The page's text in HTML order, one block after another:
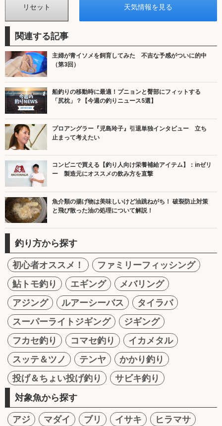
関連する記事
主婦が青イソメを飼育してみた 不吉な予感がついに的中
（第3回）
船釣りの移動時に最適！プニョンと臀部にフィットする
「尻枕」？【今週の釣りニュース5選】
プロアングラー『児島玲子』引退単独インタビュー 立ち
止まって考えたい
コンビニで買える【釣り人向け栄養補給アイテム】：inゼリ
ー 製造元にオススメの飲み方を直撃
魚介類の揚げ物は美味しいけど油跳ねがち！ 破裂防止対策
と飛び散った油の処理について解説！
釣り方から探す
初心者オススメ！
ファミリーフィッシング
鮎トモ釣り
エギング
メバリング
アジング
ルアーシーバス
タイラバ
スーパーライトジギング
ジギング
フカセ釣り
コマセ釣り
イカメタル
スッテ＆ツノ
テンヤ
かかり釣り
投げ＆ちょい投げ釣り
サビキ釣り
対象魚から探す
アジ マダイ ブリ イサキ
ヒラマサ